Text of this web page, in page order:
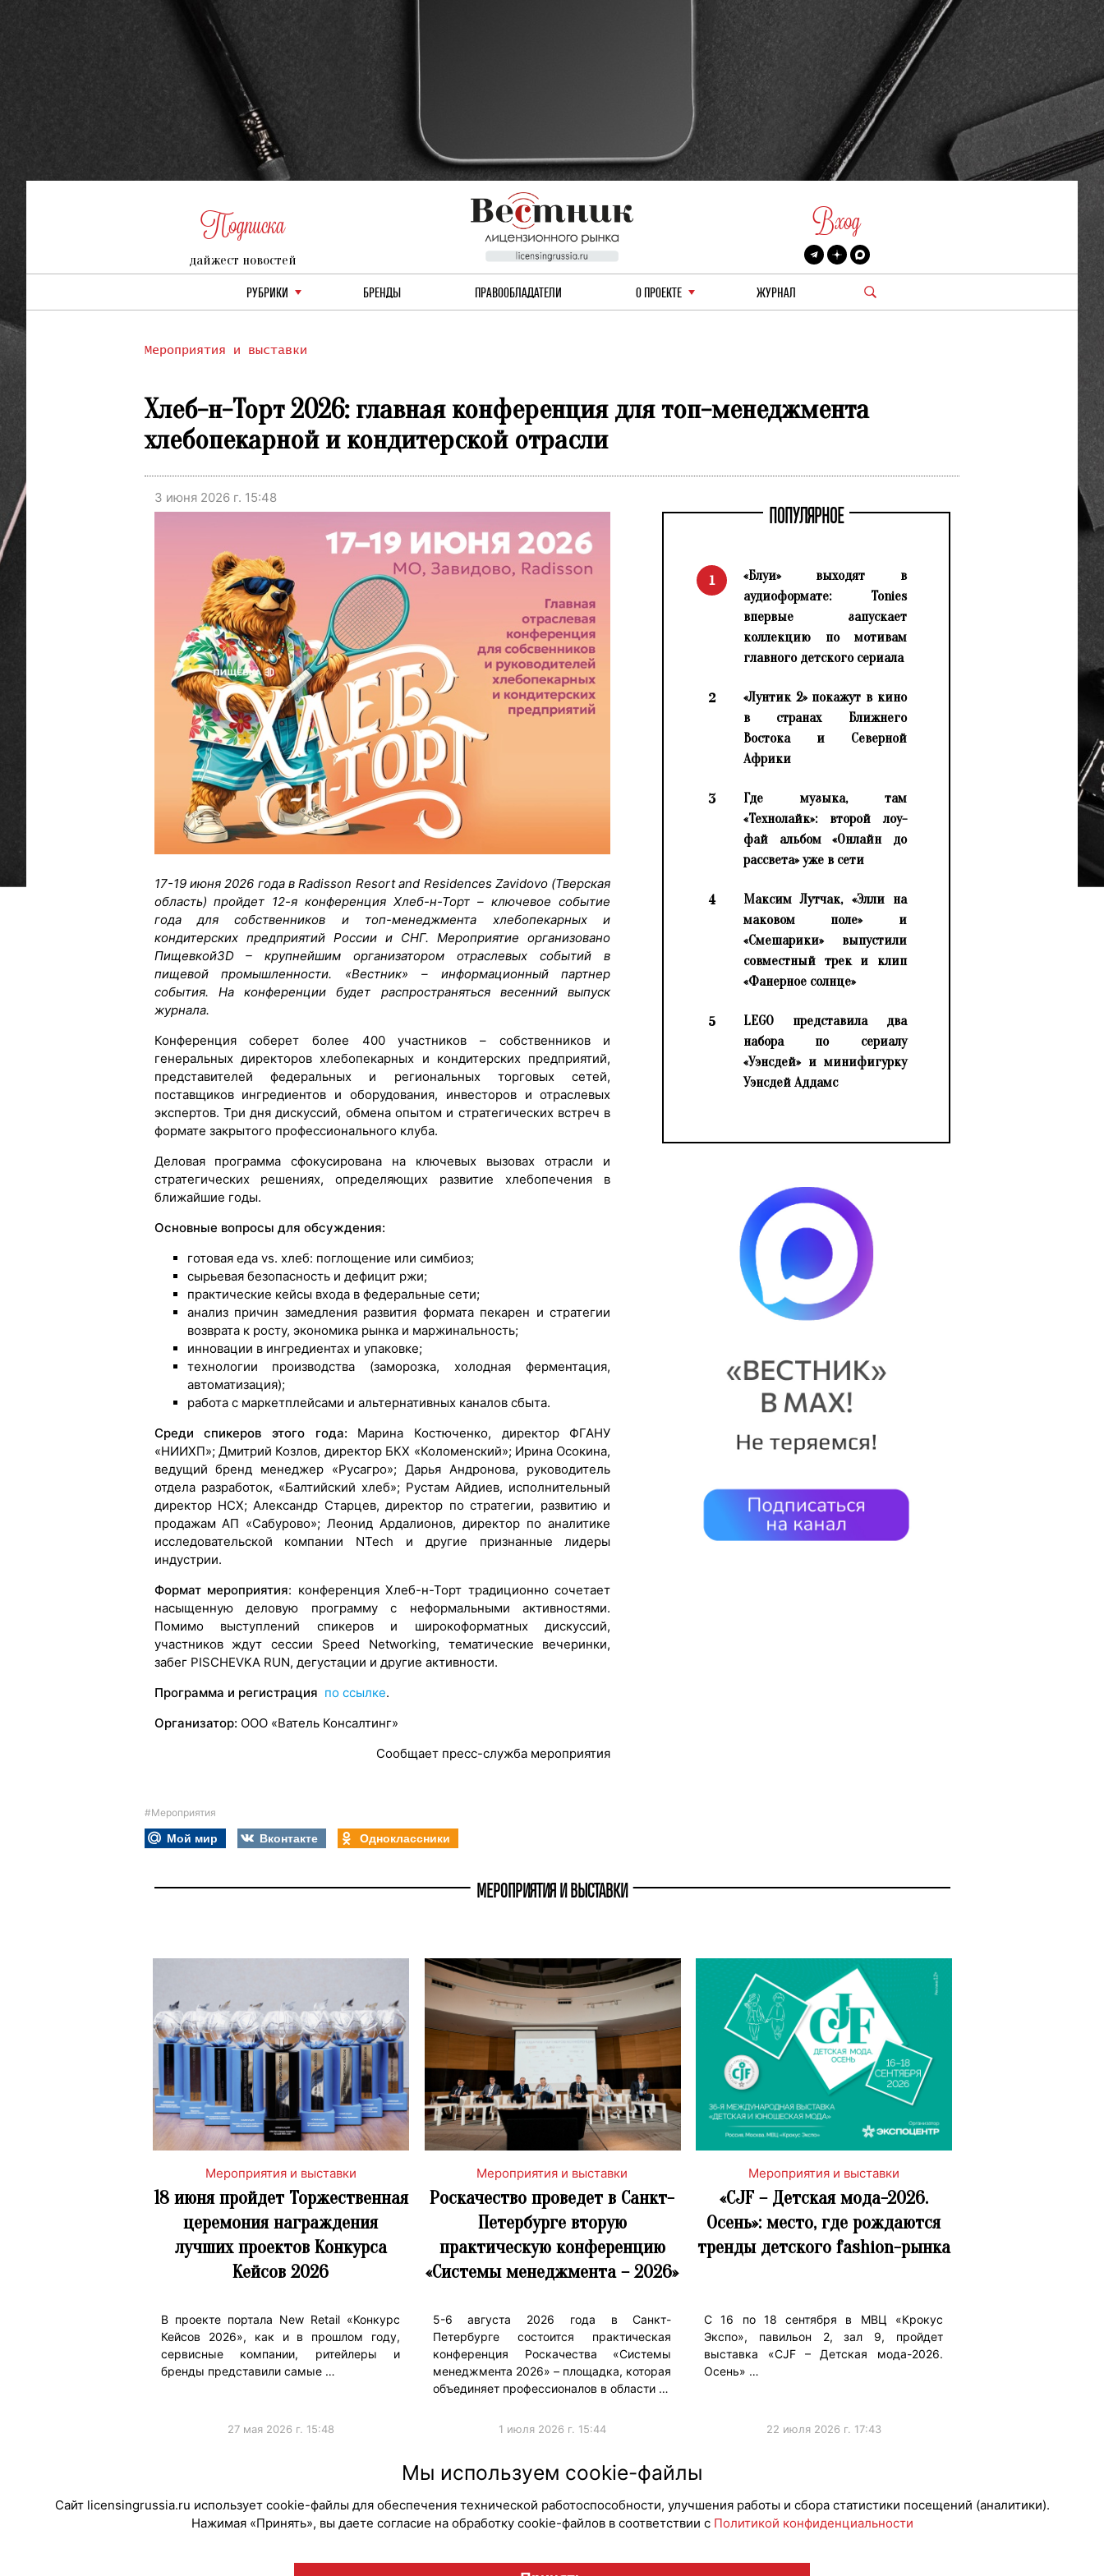
Подписка
дайжест новостей
Вход
РУБРИКИ БРЕНДЫ ПРАВООБЛАДАТЕЛИ О ПРОЕКТЕ ЖУРНАЛ
Мероприятия и выставки
Хлеб-н-Торт 2026: главная конференция для топ-менеджмента
хлебопекарной и кондитерской отрасли
3 июня 2026 г. 15:48
17-19 июня 2026 года в Radisson Resort and Residences Zavidovo (Тверская
область) пройдет 12-я конференция Хлеб-н-Торт – ключевое событие
года для собственников и топ-менеджмента хлебопекарных и
кондитерских предприятий России и СНГ. Мероприятие организовано
Пищевкой3D – крупнейшим организатором отраслевых событий в
пищевой промышленности. «Вестник» – информационный партнер
события. На конференции будет распространяться весенний выпуск
журнала.
Конференция соберет более 400 участников – собственников и
генеральных директоров хлебопекарных и кондитерских предприятий,
представителей федеральных и региональных торговых сетей,
поставщиков ингредиентов и оборудования, инвесторов и отраслевых
экспертов. Три дня дискуссий, обмена опытом и стратегических встреч в
формате закрытого профессионального клуба.
Деловая программа сфокусирована на ключевых вызовах отрасли и
стратегических решениях, определяющих развитие хлебопечения в
ближайшие годы.
Основные вопросы для обсуждения:
готовая еда vs. хлеб: поглощение или симбиоз;
сырьевая безопасность и дефицит ржи;
практические кейсы входа в федеральные сети;
анализ причин замедления развития формата пекарен и стратегии
возврата к росту, экономика рынка и маржинальность;
инновации в ингредиентах и упаковке;
технологии производства (заморозка, холодная ферментация,
автоматизация);
работа с маркетплейсами и альтернативных каналов сбыта.
Среди спикеров этого года: Марина Костюченко, директор ФГАНУ
«НИИХП»; Дмитрий Козлов, директор БКХ «Коломенский»; Ирина Осокина,
ведущий бренд менеджер «Русагро»; Дарья Андронова, руководитель
отдела разработок, «Балтийский хлеб»; Рустам Айдиев, исполнительный
директор НСХ; Александр Старцев, директор по стратегии, развитию и
продажам АП «Сабурово»; Леонид Ардалионов, директор по аналитике
исследовательской компании NTech и другие признанные лидеры
индустрии.
Формат мероприятия: конференция Хлеб-н-Торт традиционно сочетает
насыщенную деловую программу с неформальными активностями.
Помимо выступлений спикеров и широкоформатных дискуссий,
участников ждут сессии Speed Networking, тематические вечеринки,
забег PISCHEVKA RUN, дегустации и другие активности.
Программа и регистрация по ссылке.
Организатор: ООО «Ватель Консалтинг»
Сообщает пресс-служба мероприятия
ПОПУЛЯРНОЕ
1
«Блуи» выходят в
аудиоформате: Tonies
впервые запускает
коллекцию по мотивам
главного детского сериала
2
«Лунтик 2» покажут в кино
в странах Ближнего
Востока и Северной
Африки
3
Где музыка, там
«Технолайк»: второй лоу-
фай альбом «Онлайн до
рассвета» уже в сети
4
Максим Лутчак, «Элли на
маковом поле» и
«Смешарики» выпустили
совместный трек и клип
«Фанерное солнце»
5
LEGO представила два
набора по сериалу
«Уэнсдей» и минифигурку
Уэнсдей Аддамс
#Мероприятия
Мой мир Вконтакте Одноклассники
МЕРОПРИЯТИЯ И ВЫСТАВКИ
Мероприятия и выставки
18 июня пройдет Торжественная
церемония награждения
лучших проектов Конкурса
Кейсов 2026
В проекте портала New Retail «Конкурс
Кейсов 2026», как и в прошлом году,
сервисные компании, ритейлеры и
бренды представили самые …
27 мая 2026 г. 15:48
Мероприятия и выставки
Роскачество проведет в Санкт-
Петербурге вторую
практическую конференцию
«Системы менеджмента – 2026»
5-6 августа 2026 года в Санкт-
Петербурге состоится практическая
конференция Роскачества «Системы
менеджмента 2026» – площадка, которая
объединяет профессионалов в области …
1 июля 2026 г. 15:44
Мероприятия и выставки
«CJF – Детская мода-2026.
Осень»: место, где рождаются
тренды детского fashion-рынка
С 16 по 18 сентября в МВЦ «Крокус
Экспо», павильон 2, зал 9, пройдет
выставка «CJF – Детская мода-2026.
Осень» …
22 июля 2026 г. 17:43
© "Вестник лицензионного рынка", licensingrussia.ru, 2009-2026 12+
Мы используем cookie-файлы
Сайт licensingrussia.ru использует cookie-файлы для обеспечения технической работоспособности, улучшения работы и сбора статистики посещений (аналитики).
Нажимая «Принять», вы даете согласие на обработку cookie-файлов в соответствии с Политикой конфиденциальности